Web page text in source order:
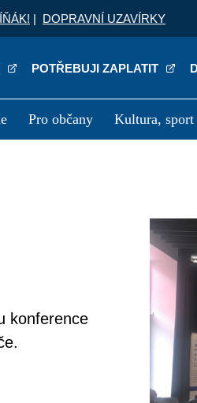
| DOPRAVNÍ UZAVÍRKY
POTŘEBUJI ZAPLATIT
Pro občany Kultura, sport
konference